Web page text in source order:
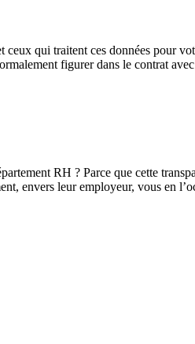
qui traitent ces données pour
figurer dans le contrat
RH ? Parce que cette
envers leur employeur, vous en